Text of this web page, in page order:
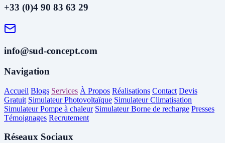
+33 (0)4 90 83 63 29
info@sud-concept.com
Navigation
Accueil Blogs Services À Propos Réalisations Contact Devis
Gratuit Simulateur Photovoltaïque Simulateur Climatisation
Simulateur Pompe à chaleur Simulateur Borne de recharge Presses
Témoignages Recrutement
Réseaux Sociaux